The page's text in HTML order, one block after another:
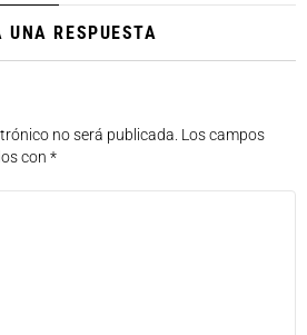
UNA RESPUESTA
no será publicada. Los campos
con *